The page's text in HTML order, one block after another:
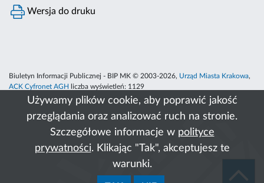
Używamy plików cookie, aby poprawić jakość
przeglądania oraz analizować ruch na stronie.
Szczegółowe informacje w polityce
prywatności. Klikając "Tak", akceptujesz te
warunki.
Wersja do druku
Biuletyn Informacji Publicznej - BIP MK © 2003-2026, Urząd Miasta Krakowa,
ACK Cyfronet AGH
liczba wyświetleń: 1129